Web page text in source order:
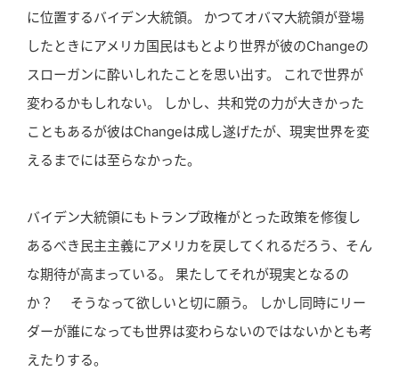
に位置するバイデン大統領。 かつてオバマ大統領が登場
したときにアメリカ国民はもとより世界が彼のChangeの
スローガンに酔いしれたことを思い出す。 これで世界が
変わるかもしれない。 しかし、共和党の力が大きかった
こともあるが彼はChangeは成し遂げたが、現実世界を変
えるまでには至らなかった。
バイデン大統領にもトランプ政権がとった政策を修復し
あるべき民主主義にアメリカを戻してくれるだろう、そん
な期待が高まっている。 果たしてそれが現実となるの
か？ そうなって欲しいと切に願う。 しかし同時にリー
ダーが誰になっても世界は変わらないのではないかとも考
えたりする。